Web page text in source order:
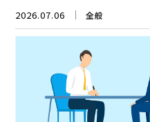
2026.07.06 全般